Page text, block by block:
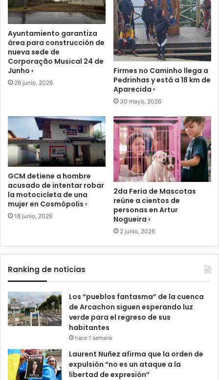
Ayuntamiento garantiza
área para construcción de
nueva sede de
Corporação Musical 24 de
Junho ‹
26 junio, 2026
Firmes no Caminho llega a
Pedrinhas y está a 18 km de
Aparecida ‹
30 mayo, 2026
GCM detiene a hombre
acusado de intentar robar
la motocicleta de una
mujer en Cosmópolis ‹
18 junio, 2026
2da Feria de Mascotas
reúne a cientos de
personas en Artur
Nogueira ‹
2 junio, 2026
Ranking de noticias
Los “pueblos fantasma” de la cuenca
de Arcachon siguen esperando luz
verde para el regreso de sus
habitantes
hace 1 semana
Laurent Nuñez afirma que la orden de
expulsión “no es un ataque a la
libertad de expresión”